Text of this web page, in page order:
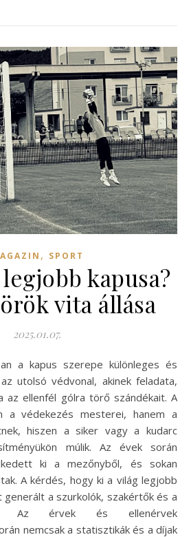
, SPORT
kapusa?
vita állása
2025.01.07.
utolsó védvonal, akinek feladata,
az ellenfél gólra törő szándékait. A
a védekezés mesterei, hanem a
hiszen a siker vagy a kudarc
múlik. Az évek során
ki a mezőnyből, és sokan
A kérdés, hogy ki a világ legjobb
generált a szurkolók, szakértők és a
Az érvek és ellenérvek
nemcsak a statisztikák és a díjak